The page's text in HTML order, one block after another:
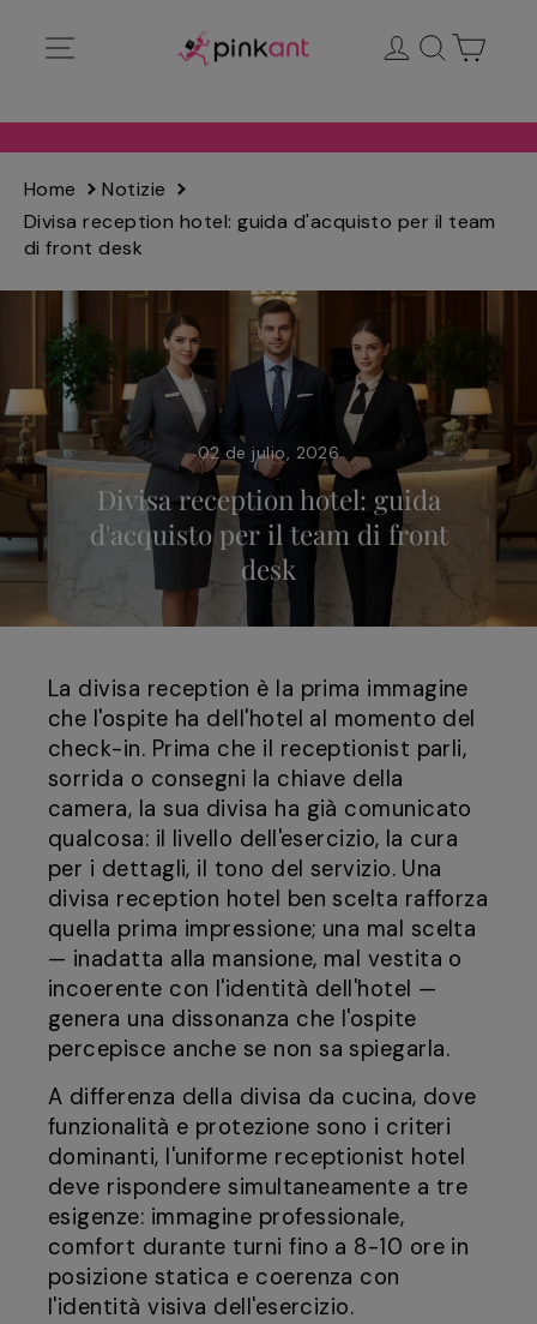
directamente
Ingresar
Buscar
Home
Notizie
Divisa reception hotel: guida d'acquisto per il team
di front desk
02 de julio, 2026
Divisa reception hotel: guida
d'acquisto per il team di front
desk
La divisa reception è la prima immagine
che l'ospite ha dell'hotel al momento del
check-in. Prima che il receptionist parli,
sorrida o consegni la chiave della
camera, la sua divisa ha già comunicato
qualcosa: il livello dell'esercizio, la cura
per i dettagli, il tono del servizio. Una
divisa reception hotel ben scelta rafforza
quella prima impressione; una mal scelta
— inadatta alla mansione, mal vestita o
incoerente con l'identità dell'hotel —
genera una dissonanza che l'ospite
percepisce anche se non sa spiegarla.
A differenza della divisa da cucina, dove
funzionalità e protezione sono i criteri
dominanti, l'uniforme receptionist hotel
deve rispondere simultaneamente a tre
esigenze: immagine professionale,
comfort durante turni fino a 8-10 ore in
posizione statica e coerenza con
l'identità visiva dell'esercizio.